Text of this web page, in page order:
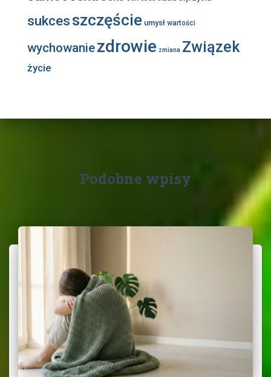
sukcesszczęście umysł wartości
wychowaniezdrowie zmiana Związek
życie
Podobne wpisy